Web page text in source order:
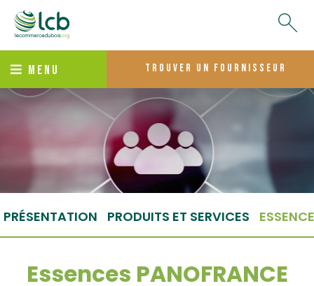
MENU trouver un fournisseur
PRÉSENTATION PRODUITS ET SERVICES
Essences PANOFRANCE